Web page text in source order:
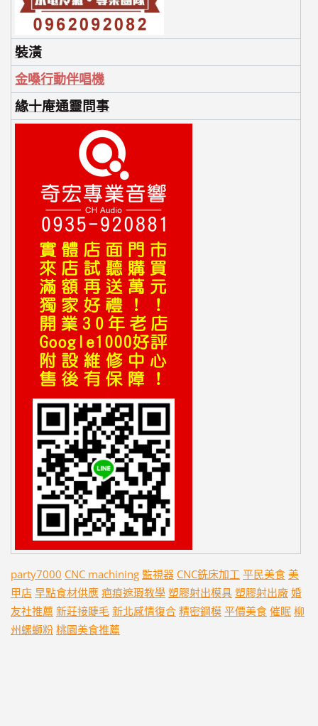
裝潢
金嗓行動伴唱機
緣十庵通靈問事
party7000 CNC machining 監視器 CNC銑床加工 平民美食 美
甲店 早點食材供應 疤痕遮瑕教學 塑膠射出模具 塑膠射出廠 婚
友社推薦 新莊接睫毛 新北感情復合 精密鋼模 平價美食 催眠 柳
州螺螄粉 桃園美食推薦